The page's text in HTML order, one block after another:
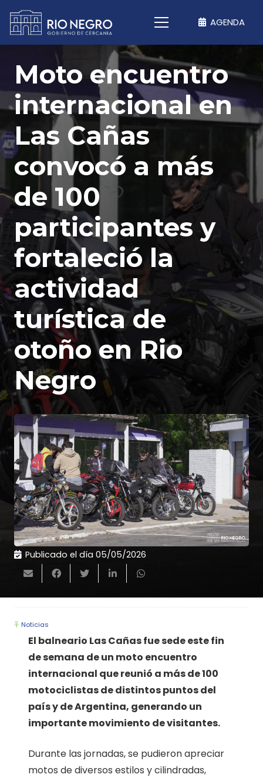
AGENDA
Moto encuentro
internacional en
Las Cañas
convocó a más
de 100
participantes y
fortaleció la
actividad
turística de
otoño en Rio
Negro
Publicado el día 05/05/2026
Noticias
El balneario Las Cañas fue sede este fin
de semana de un moto encuentro
internacional que reunió a más de 100
motociclistas de distintos puntos del
país y de Argentina, generando un
importante movimiento de visitantes.
Durante las jornadas, se pudieron apreciar
motos de diversos estilos y cilindradas,